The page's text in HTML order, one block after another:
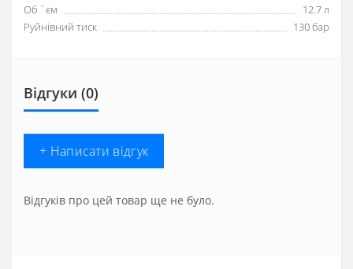
Об `єм
12.7 л
Руйнівний тиск
130 бар
Відгуки (0)
+ Написати відгук
Відгуків про цей товар ще не було.